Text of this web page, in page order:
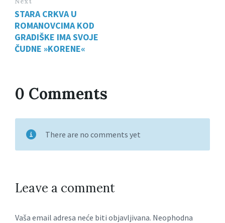
STARA CRKVA U
ROMANOVCIMA KOD
GRADIŠKE IMA SVOJE
ČUDNE »KORENE«
0 Comments
There are no comments yet
Leave a comment
Vaša email adresa neće biti objavljivana. Neophodna